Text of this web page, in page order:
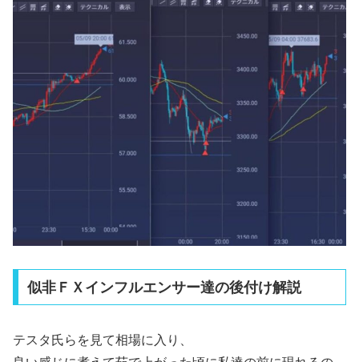
似非ＦＸインフルエンサー達の後付け解説
テスタ氏らを見て相場に入り、